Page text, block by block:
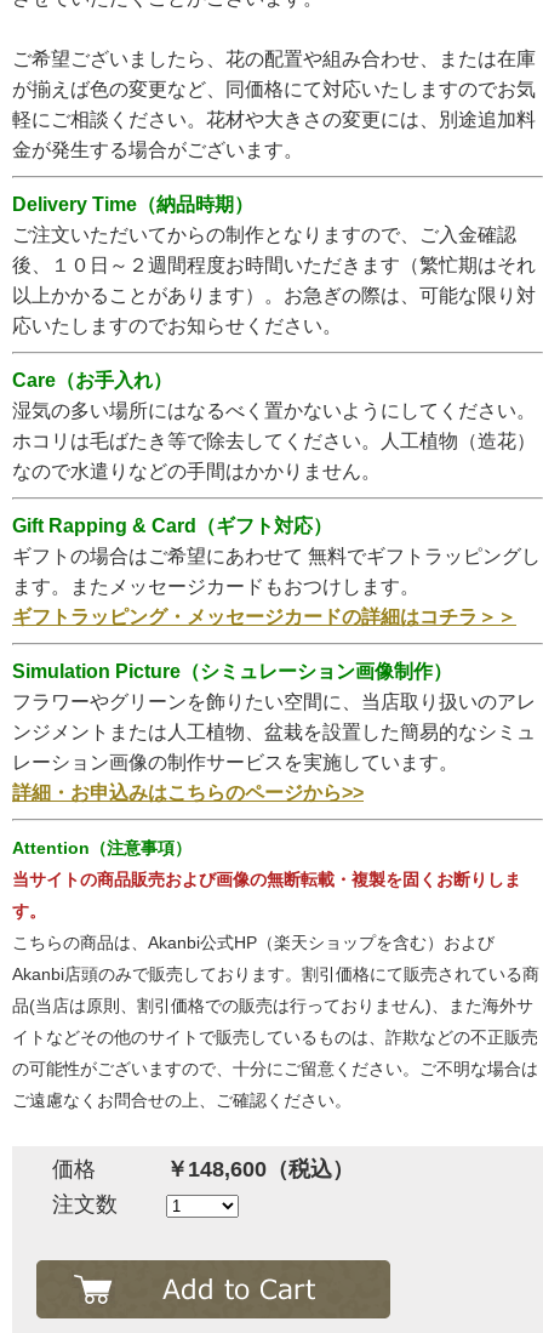
ご希望ございましたら、花の配置や組み合わせ、または在庫
が揃えば色の変更など、同価格にて対応いたしますのでお気
軽にご相談ください。花材や大きさの変更には、別途追加料
金が発生する場合がございます。
Delivery Time（納品時期）
ご注文いただいてからの制作となりますので、ご入金確認
後、１０日～２週間程度お時間いただきます（繁忙期はそれ
以上かかることがあります）。お急ぎの際は、可能な限り対
応いたしますのでお知らせください。
Care（お手入れ）
湿気の多い場所にはなるべく置かないようにしてください。
ホコリは毛ばたき等で除去してください。人工植物（造花）
なので水遣りなどの手間はかかりません。
Gift Rapping & Card（ギフト対応）
ギフトの場合はご希望にあわせて 無料でギフトラッピングし
ます。またメッセージカードもおつけします。
ギフトラッピング・メッセージカードの詳細はコチラ＞＞
Simulation Picture（シミュレーション画像制作）
フラワーやグリーンを飾りたい空間に、当店取り扱いのアレ
ンジメントまたは人工植物、盆栽を設置した簡易的なシミュ
レーション画像の制作サービスを実施しています。
詳細・お申込みはこちらのページから>>
Attention（注意事項）
当サイトの商品販売および画像の無断転載・複製を固くお断りしま
す。
こちらの商品は、Akanbi公式HP（楽天ショップを含む）および
Akanbi店頭のみで販売しております。割引価格にて販売されている商
品(当店は原則、割引価格での販売は行っておりません)、また海外サ
イトなどその他のサイトで販売しているものは、詐欺などの不正販売
の可能性がございますので、十分にご留意ください。ご不明な場合は
ご遠慮なくお問合せの上、ご確認ください。
価格
￥148,600（税込）
注文数